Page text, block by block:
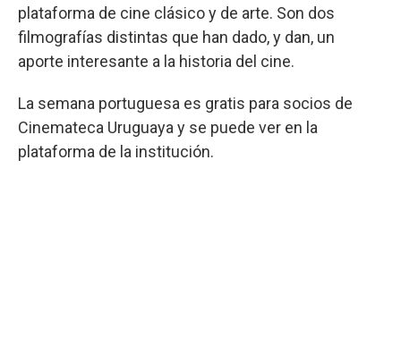
plataforma de cine clásico y de arte. Son dos
filmografías distintas que han dado, y dan, un
aporte interesante a la historia del cine.
La semana portuguesa es gratis para socios de
Cinemateca Uruguaya y se puede ver en la
plataforma de la institución.